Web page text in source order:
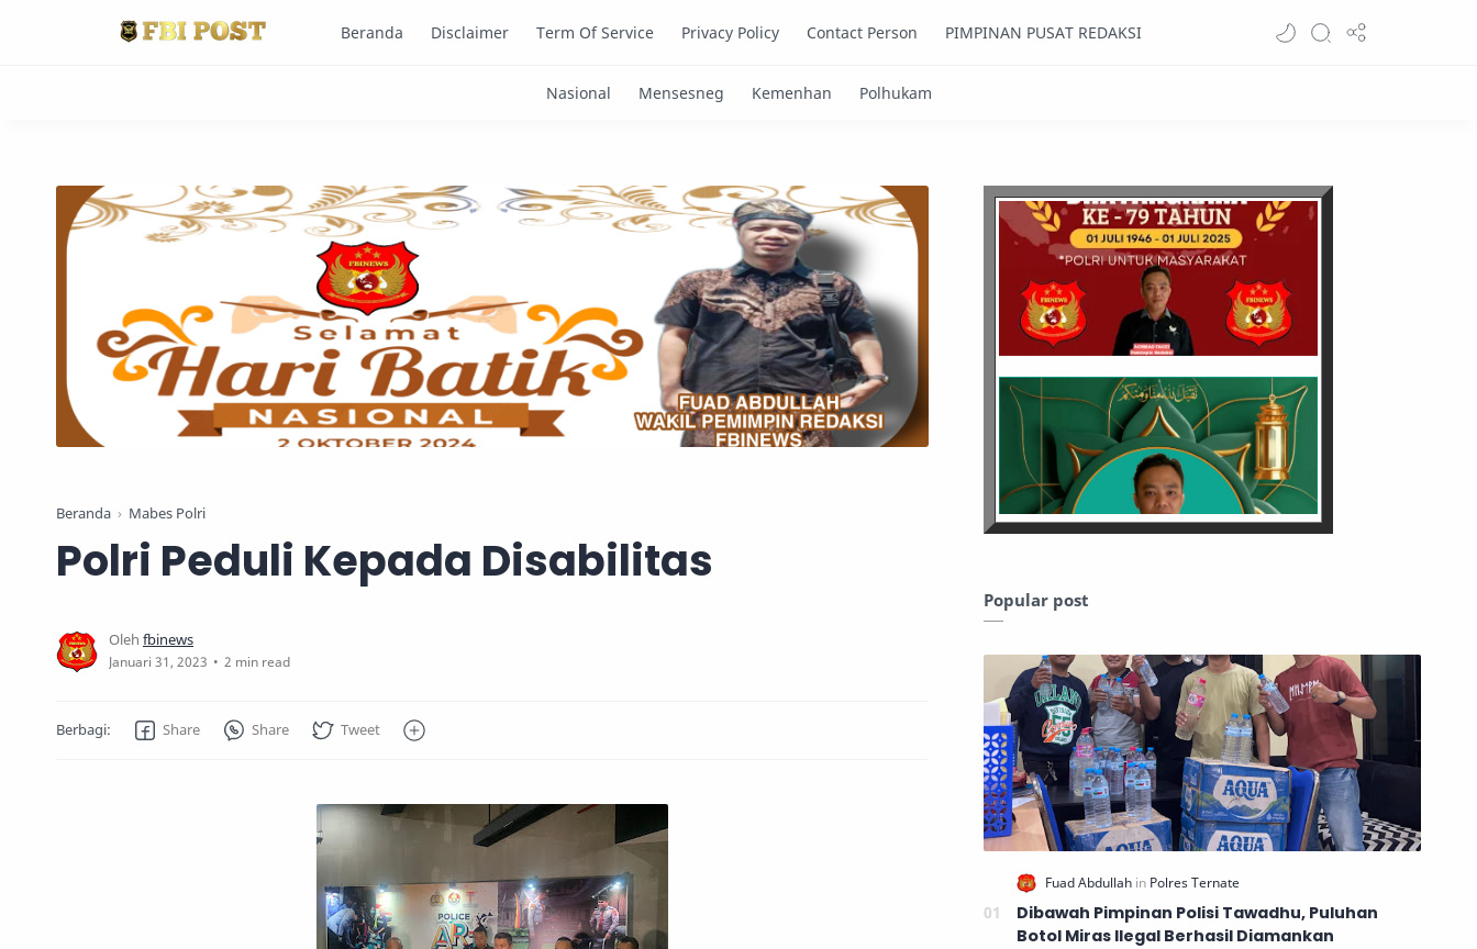
Beranda Disclaimer Term Of Service Privacy Policy Contact Person PIMPINAN PUSAT REDAKSI
Beranda Mabes Polri
Polri Peduli Kepada Disabilitas
2 min read
Popular post
Dibawah Pimpinan Polisi Tawadhu, Puluhan
Botol Miras Ilegal Berhasil Diamankan